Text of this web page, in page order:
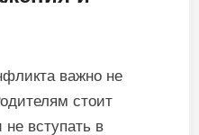
важно не
стоит
не вступать в